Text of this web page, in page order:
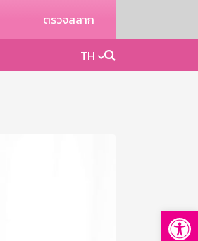
ตรวจสลาก
TH